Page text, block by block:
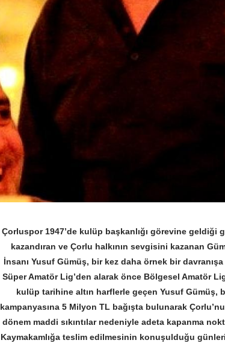
Çorluspor 1947’de kulüp başkanlığı görevine
kazandıran ve Çorlu halkının sevgisini kazanan
İnsanı Yusuf Gümüş, bir kez daha örnek bir
Süper Amatör Lig’den alarak önce Bölgesel Amatör
kulüp tarihine altın harflerle geçen Yusuf Gümüş,
kampanyasına 5 Milyon TL bağışta bulunarak
dönem maddi sıkıntılar nedeniyle adeta kapanma
Kaymakamlığa teslim edilmesinin konuşulduğu